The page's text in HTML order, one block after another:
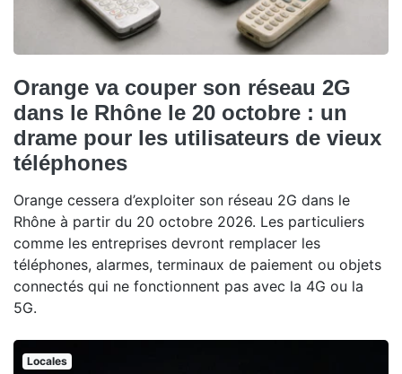
Orange va couper son réseau 2G
dans le Rhône le 20 octobre : un
drame pour les utilisateurs de vieux
téléphones
Orange cessera d’exploiter son réseau 2G dans le
Rhône à partir du 20 octobre 2026. Les particuliers
comme les entreprises devront remplacer les
téléphones, alarmes, terminaux de paiement ou objets
connectés qui ne fonctionnent pas avec la 4G ou la
5G.
Locales